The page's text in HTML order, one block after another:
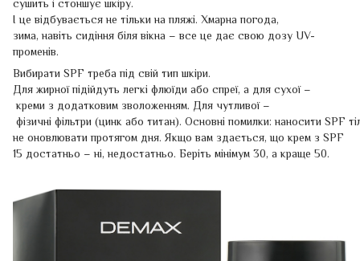
сушить і стоншує шкіру.
І це відбувається не тільки на пляжі. Хмарна погода,
зима, навіть сидіння біля вікна – все це дає свою дозу UV-
променів.
Вибирати SPF треба під свій тип шкіри.
Для жирної підійдуть легкі флюїди або спреї, а для сухої –
креми з додатковим зволоженням. Для чутливої –
фізичні фільтри (цинк або титан). Основні помилки: наносити SPF
не оновлювати протягом дня. Якщо вам здається, що крем з SPF
15 достатньо – ні, недостатньо. Беріть мінімум 30, а краще 50.